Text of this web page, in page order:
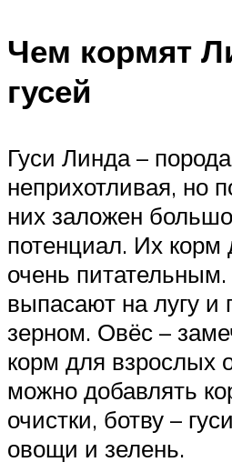
Чем кормят
гусей
Гуси Линда – порода
неприхотливая, но
них заложен
потенциал. Их
очень
выпасают на лугу и
зерном. Овёс –
корм для взрослых
можно добавлять
очистки, ботву –
овощи и зелень.